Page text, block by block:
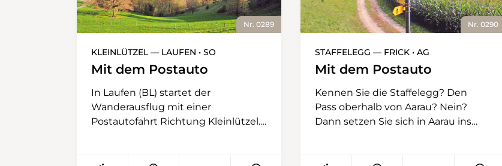
Nr. 0289
KLEINLÜTZEL — LAUFEN • SO
Mit dem Postauto
In Laufen (BL) startet der
Wanderausflug mit einer
Postautofahrt Richtung Kleinlützel.
Nr. 0290
STAFFELEGG — FRICK • AG
Mit dem Postauto
Kennen Sie die Staffelegg? Den
Pass oberhalb von Aarau? Nein?
Dann setzen Sie sich in Aarau ins